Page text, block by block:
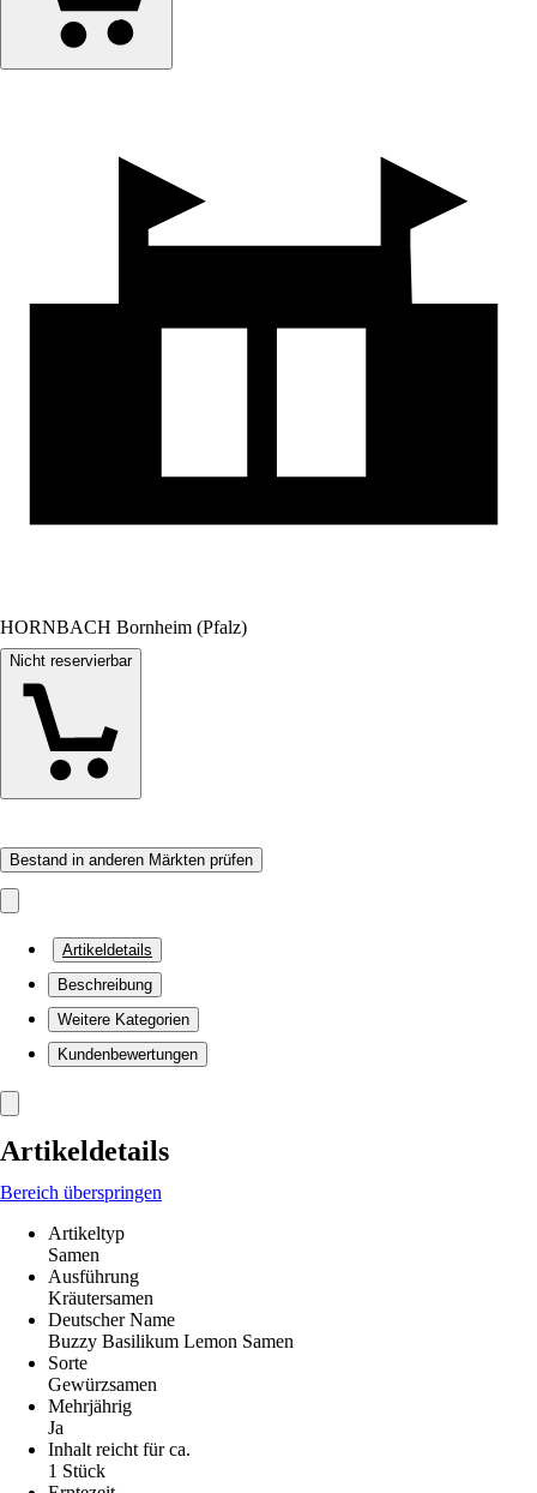
HORNBACH Bornheim (Pfalz)
Nicht reservierbar
Bestand in anderen Märkten prüfen
Artikeldetails
Beschreibung
Weitere Kategorien
Kundenbewertungen
Artikeldetails
Bereich überspringen
Artikeltyp
Samen
Ausführung
Kräutersamen
Deutscher Name
Buzzy Basilikum Lemon Samen
Sorte
Gewürzsamen
Mehrjährig
Ja
Inhalt reicht für ca.
1 Stück